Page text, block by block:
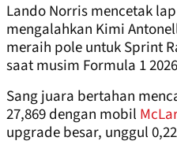
Lando Norris mencetak
mengalahkan Kimi
meraih pole untuk Sprint
saat musim Formula 1
Sang juara bertahan
27,869 dengan mobil
upgrade besar, unggul